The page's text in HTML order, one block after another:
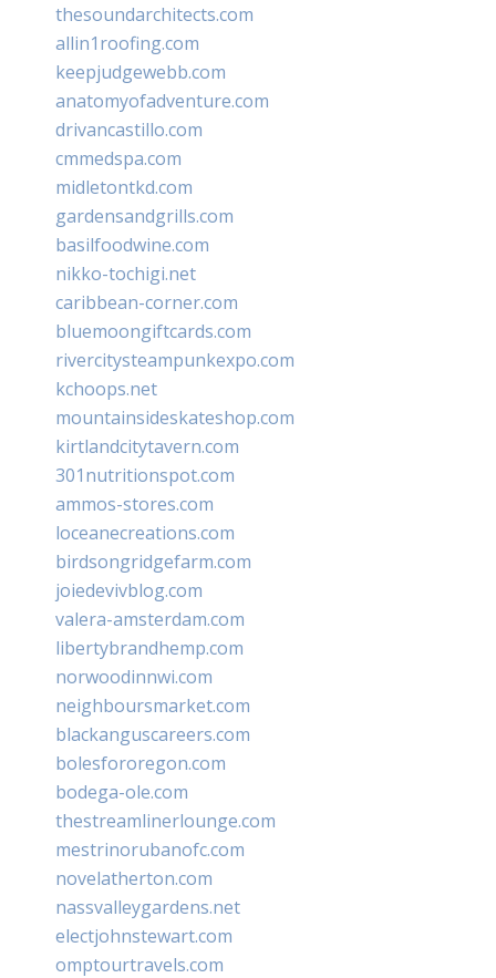
thesoundarchitects.com
allin1roofing.com
keepjudgewebb.com
anatomyofadventure.com
drivancastillo.com
cmmedspa.com
midletontkd.com
gardensandgrills.com
basilfoodwine.com
nikko-tochigi.net
caribbean-corner.com
bluemoongiftcards.com
rivercitysteampunkexpo.com
kchoops.net
mountainsideskateshop.com
kirtlandcitytavern.com
301nutritionspot.com
ammos-stores.com
loceanecreations.com
birdsongridgefarm.com
joiedevivblog.com
valera-amsterdam.com
libertybrandhemp.com
norwoodinnwi.com
neighboursmarket.com
blackanguscareers.com
bolesfororegon.com
bodega-ole.com
thestreamlinerlounge.com
mestrinorubanofc.com
novelatherton.com
nassvalleygardens.net
electjohnstewart.com
omptourtravels.com